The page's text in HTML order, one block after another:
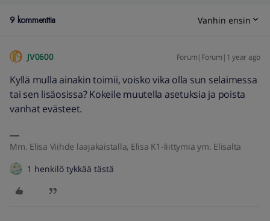
9 kommenttia Vanhin ensin
JV0600 Forum|Forum|1 year ago
Kyllä mulla ainakin toimii, voisko vika olla sun selaimessa
tai sen lisäosissa? Kokeile muutella asetuksia ja poista
vanhat evästeet.
Mm. Elisa Viihde laajakaistalla, Elisa K1-liittymiä ym. Elisalta
1 henkilö tykkää tästä